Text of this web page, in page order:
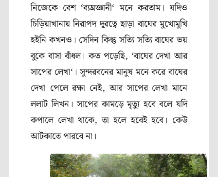
নিজেকে বেশ ‘ব্যঘ্রজ্ঞানী‘মনে করতাম। যদিও
চিড়িয়াখানায় নিরাপদ দূরত্বে ছাড়া বাঘের মুখোমুখি
হইনি কখনও। সেদিন কিন্তু সত্যি সত্যি বাঘের ভয়
বুকে বাসা বাঁধল। কত পড়েছি, ‘বাঘের দেখা আর
সাপের লেখা‘ । সুন্দরবনের মানুষ মনে করে বাঘের
দেখা পেলে রক্ষা নেই,আর সাপের লেখা মানে
ললাট লিখন। সাপের কামড়ে মৃত্যু হবে বলে যদি
কপালে লেখা থাকে,তা হলে হবেই হবে। কেউ
আটকাতে পারবে না।